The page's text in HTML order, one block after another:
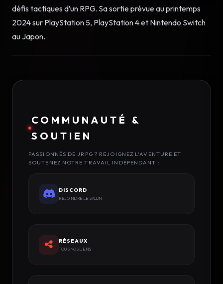
défis tactiques d’un RPG. Sa sortie prévue au printemps
2024 sur PlayStation 5, PlayStation 4 et Nintendo Switch
au Japon.
COMMUNAUTÉ &
SOUTIEN
PASSIONNÉS DE JRPG ? REJOIGNEZ L'AVENTURE ET
SOUTENEZ NOTRE TRAVAIL INDÉPENDANT :
DISCORD
REJOINDRE LE SALON
RÉSEAUX
TOUS NOS LIENS